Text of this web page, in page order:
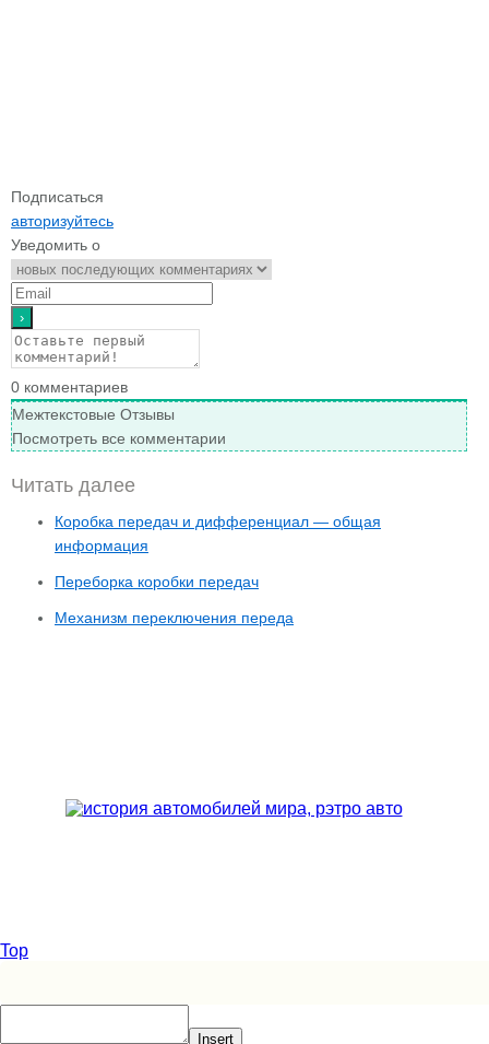
Подписаться
авторизуйтесь
Уведомить о
0 комментариев
Межтекстовые Отзывы
Посмотреть все комментарии
Читать далее
Коробка передач и дифференциал — общая
информация
Переборка коробки передач
Механизм переключения переда
Top
Insert